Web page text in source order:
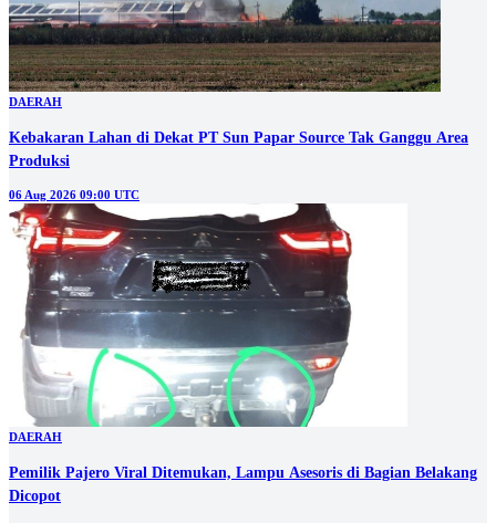
DAERAH
Kebakaran Lahan di Dekat PT Sun Papar Source Tak Ganggu Area
Produksi
06 Aug 2026 09:00 UTC
DAERAH
Pemilik Pajero Viral Ditemukan, Lampu Asesoris di Bagian Belakang
Dicopot